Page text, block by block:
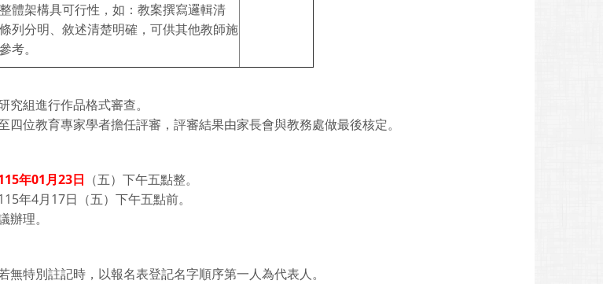
體架構具可行性，如：教案撰寫邏輯清
列分明、敘述清楚明確，可供其他教師施
考。
究組進行作品格式審查。
四位教育專家學者擔任評審，評審結果由家長會與教務處做最後核定。
年01月23日 （五）下午五點整。
年4月17日（五）下午五點前。
辦理。
無特別註記時，以報名表登記名字順序第一人為代表人。